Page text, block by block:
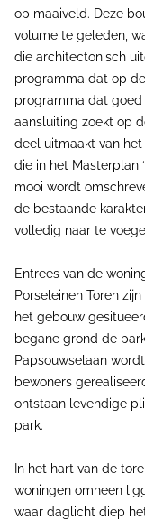
op maaiveld. Deze
volume te geleden,
die architectonisch
programma dat op
programma dat goed
aansluiting zoekt op
deel uitmaakt van
die in het Masterplan
mooi wordt
de bestaande
volledig naar te
Entrees van de
Porseleinen Toren
het gebouw
begane grond de
Papsouwselaan
bewoners
ontstaan levendige
park.
In het hart van de
woningen omheen
waar daglicht diep